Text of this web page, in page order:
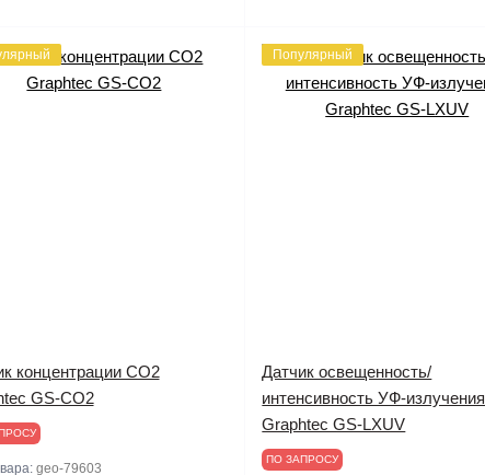
концентрации СО2
GS-CO2
geo-79603
Популярный
Датчик освещенность/
интенсивность УФ-излучения
Graphtec GS-LXUV
ПО ЗАПРОСУ